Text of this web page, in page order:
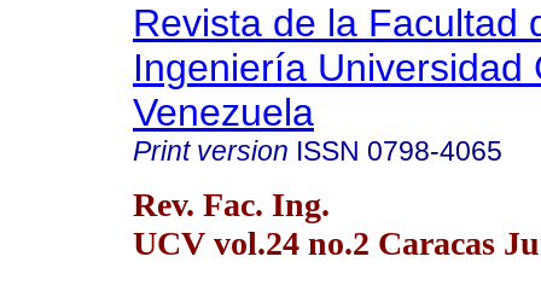
Revista de la Facultad
Ingeniería Universidad
Venezuela
Print version ISSN 0798-4065
Rev. Fac. Ing.
UCV vol.24 no.2 Caracas